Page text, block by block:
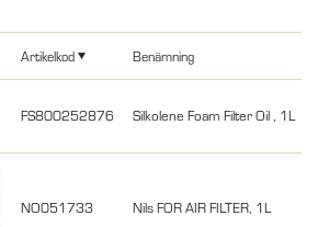
Artikelkod Benämning
FS800252876 Silkolene Foam Filter Oil , 1L
NO051733 Nils FOR AIR FILTER, 1L